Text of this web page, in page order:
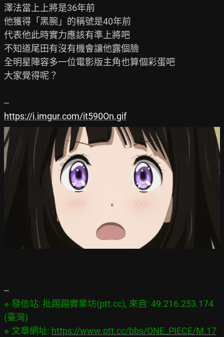
澤法當上上將是36年前
他獲得「黑腕」的稱號是40年前
代表他此時實力應該有準上將吧
不知道尾田有沒有機會讓他露個臉
全明星陣容多一位電影版主角也算個彩蛋吧
大家覺得呢？
https://i.imgur.com/it590On.gif
※ 發信站: 批踢踢實業坊(ptt.cc), 來自: 49.216.253.174
(臺灣)
※ 文章網址: https://www.ptt.cc/bbs/ONE_PIECE/M.17